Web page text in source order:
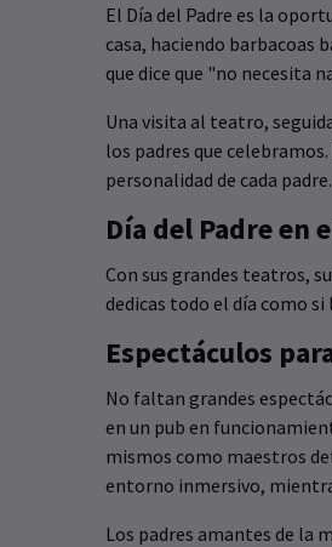
El Día del Padre es la
casa, haciendo barbacoas
que dice que "no necesita
Una visita al teatro,
los padres que
personalidad de cada padre.
Día del Padre en
Con sus grandes teatros,
dedicas todo el día como
Espectáculos
No faltan grandes
en un pub en
mismos como maestros
entorno inmersivo,
Los padres amantes de la